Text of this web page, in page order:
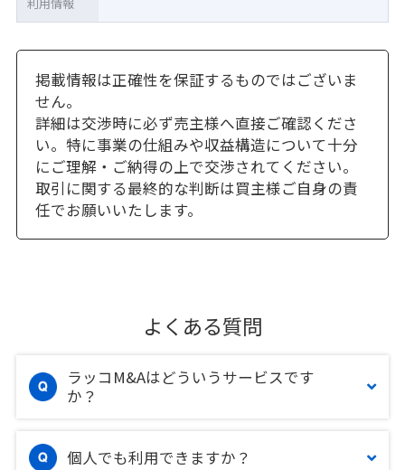
掲載情報は正確性を保証するものではございま
せん。
詳細は交渉時に必ず売主様へ直接ご確認くださ
い。特に事業の仕組みや収益構造について十分
にご理解・ご納得の上で交渉されてください。
取引に関する最終的な判断は買主様ご自身の責
任でお願いいたします。
よくある質問
ラッコM&Aはどういうサービスです
か？
個人でも利用できますか？